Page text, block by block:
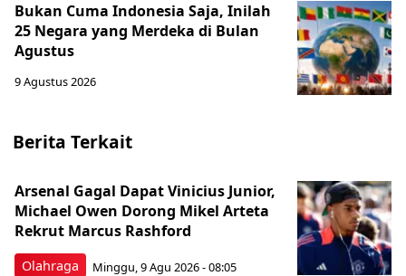
Bukan Cuma Indonesia Saja, Inilah
25 Negara yang Merdeka di Bulan
Agustus
9 Agustus 2026
Berita Terkait
Olahraga
Arsenal Gagal Dapat Vinicius Junior,
Michael Owen Dorong Mikel Arteta
Rekrut Marcus Rashford
Minggu, 9 Agu 2026 - 08:05